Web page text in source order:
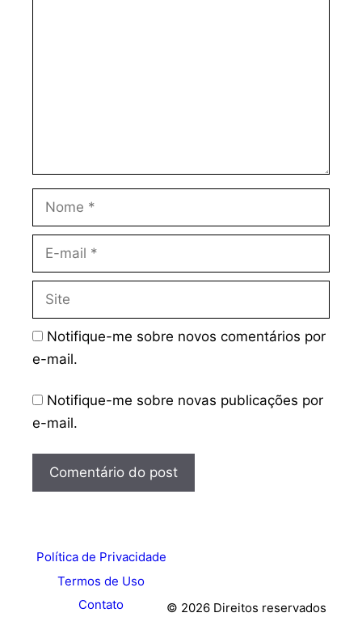
Nome
Site
Notifique-me sobre novos comentários por
e-mail.
Notifique-me sobre novas publicações por
e-mail.
Política de Privacidade
Termos de Uso
Contato
© 2026 Direitos reservados